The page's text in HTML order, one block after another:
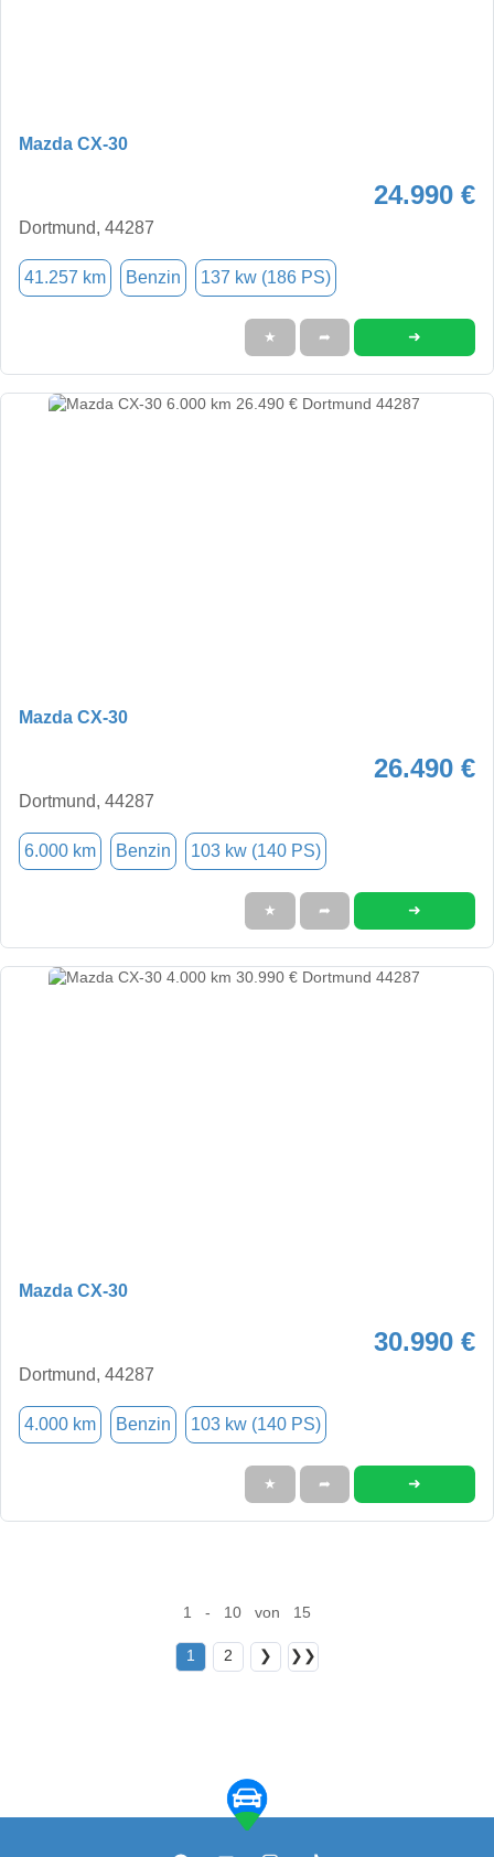
Mazda CX-30
24.990 €
Dortmund, 44287
41.257 km Benzin 137 kw (186 PS)
★ ➦ ➜
Mazda CX-30
26.490 €
Dortmund, 44287
6.000 km Benzin 103 kw (140 PS)
★ ➦ ➜
Mazda CX-30
30.990 €
Dortmund, 44287
4.000 km Benzin 103 kw (140 PS)
★ ➦ ➜
1 - 10 von 15
1 2 ❯ ❯❯